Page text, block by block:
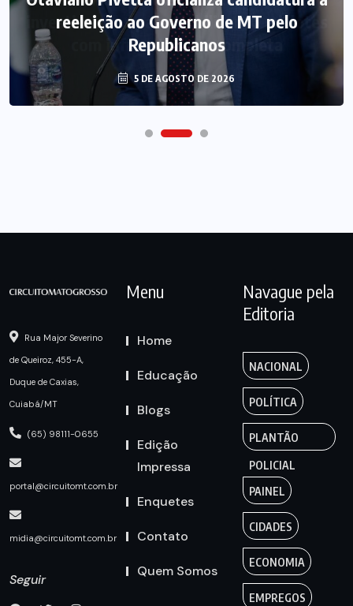
reeleição ao Governo de MT pelo
Republicanos
5 DE AGOSTO DE 2026
Rua Major Severino
de Queiroz, 455-A,
Duque de Caxias,
Cuiabá/MT
(65) 98111-0655
portal@circuitomt.com.br
midia@circuitomt.com.br
Seguir
Menu
Home
Educação
Blogs
Edição
Impressa
Enquetes
Contato
Quem Somos
Navague pela
Editoria
NACIONAL
POLÍTICA
PLANTÃO
POLICIAL
PAINEL
CIDADES
ECONOMIA
EMPREGOS